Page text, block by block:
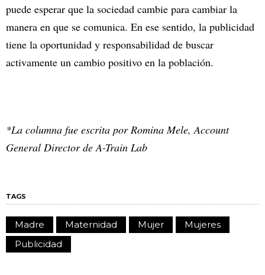
puede esperar que la sociedad cambie para cambiar la
manera en que se comunica. En ese sentido, la publicidad
tiene la oportunidad y responsabilidad de buscar
activamente un cambio positivo en la población.
*La columna fue escrita por Romina Mele, Account
General Director de A-Train Lab
TAGS
Madre Maternidad Mujer
Mujeres
Publicidad